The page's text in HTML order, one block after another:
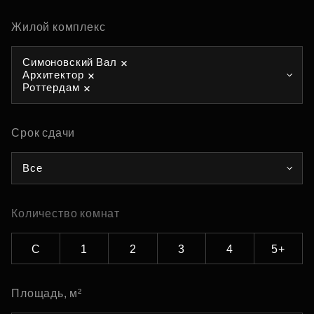
Жилой комплекс
Симоновский Вал
Архитектор
Роттердам
Срок сдачи
Все
Количество комнат
С 1 2 3 4 5+
Площадь, м²